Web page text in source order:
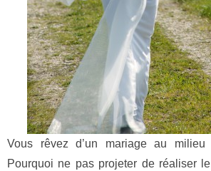
Vous rêvez d’un mariage au
Pourquoi ne pas projeter de réaliser